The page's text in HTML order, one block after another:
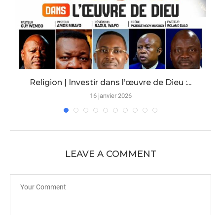
Religion | Investir dans l’œuvre de Dieu :...
16 janvier 2026
LEAVE A COMMENT